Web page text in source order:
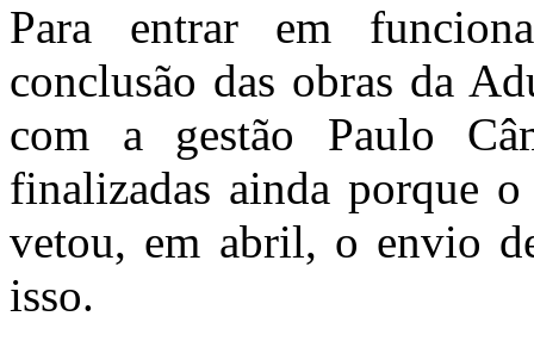
Para entrar em
conclusão das obras da
com a gestão Paulo
finalizadas ainda porque
vetou, em abril, o envio
isso.